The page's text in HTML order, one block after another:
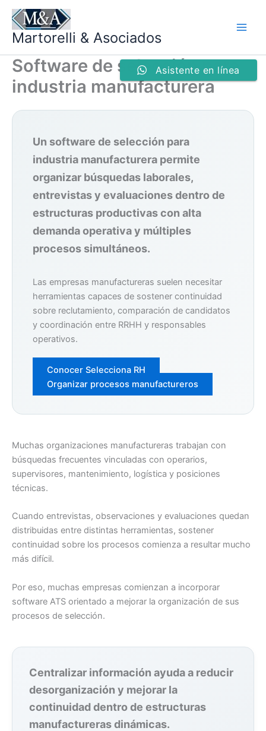
contenido
Martorelli & Asociados
Software de selección para
industria manufacturera
Un software de selección para
industria manufacturera permite
organizar búsquedas laborales,
entrevistas y evaluaciones dentro de
estructuras productivas con alta
demanda operativa y múltiples
procesos simultáneos.
Las empresas manufactureras suelen necesitar
herramientas capaces de sostener continuidad
sobre reclutamiento, comparación de candidatos
y coordinación entre RRHH y responsables
operativos.
Conocer Selecciona RH
Organizar procesos manufactureros
Muchas organizaciones manufactureras trabajan con
búsquedas frecuentes vinculadas con operarios,
supervisores, mantenimiento, logística y posiciones
técnicas.
Cuando entrevistas, observaciones y evaluaciones quedan
distribuidas entre distintas herramientas, sostener
continuidad sobre los procesos comienza a resultar mucho
más difícil.
Por eso, muchas empresas comienzan a incorporar
software ATS orientado a mejorar la organización de sus
procesos de selección.
Centralizar información ayuda a reducir
desorganización y mejorar la
continuidad dentro de estructuras
manufactureras dinámicas.
Asistente en línea